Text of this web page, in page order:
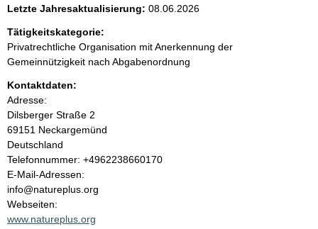
i
n
h
a
l
t
Letzte Jahresaktualisierung: 08.06.2026
Tätigkeitskategorie:
Privatrechtliche Organisation mit Anerkennung der
Gemeinnützigkeit nach Abgabenordnung
Kontaktdaten:
Adresse:
Dilsberger Straße 2
69151 Neckargemünd
Deutschland
K
o
n
t
a
Telefonnummer: +4962238660170
E-Mail-Adressen:
info@natureplus.org
Webseiten:
www.natureplus.org